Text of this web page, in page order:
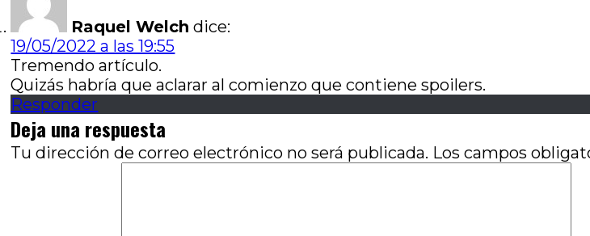
Raquel Welch dice:
19/05/2022 a las 19:55
Tremendo artículo.
Quizás habría que aclarar al comienzo que contiene spoilers.
Responder
Deja una respuesta
Tu dirección de correo electrónico no será publicada. Los campos